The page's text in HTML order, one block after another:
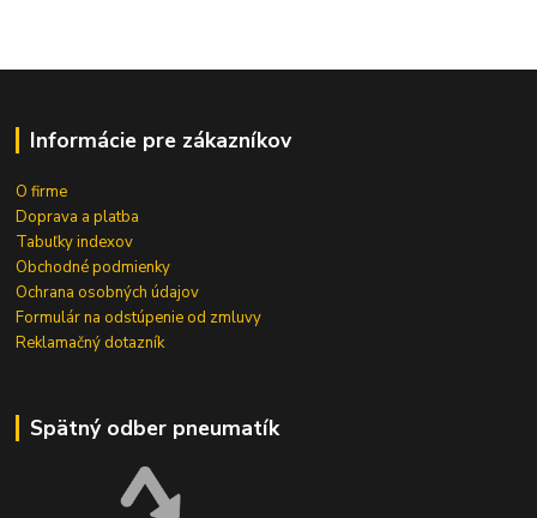
Informácie pre zákazníkov
O firme
Doprava a platba
Tabuľky indexov
Obchodné podmienky
Ochrana osobných údajov
Formulár na odstúpenie od zmluvy
Reklamačný dotazník
Spätný odber pneumatík